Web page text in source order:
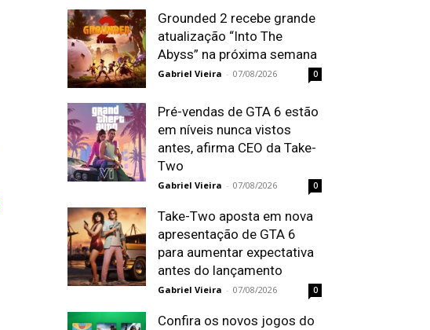
Grounded 2 recebe grande
atualização “Into The
Abyss” na próxima semana
Gabriel Vieira - 07/08/2026 0
Pré-vendas de GTA 6 estão
em níveis nunca vistos
antes, afirma CEO da Take-
Two
Gabriel Vieira - 07/08/2026 0
Take-Two aposta em nova
apresentação de GTA 6
para aumentar expectativa
antes do lançamento
Gabriel Vieira - 07/08/2026 0
Confira os novos jogos do